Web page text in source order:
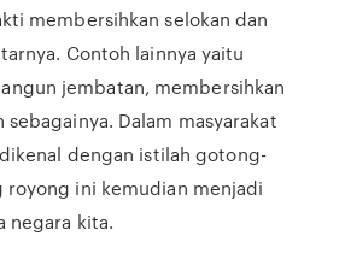
membersihkan selokan dan
Contoh lainnya yaitu
jembatan, membersihkan
Dalam masyarakat
dengan istilah gotong-
royong ini kemudian menjadi
negara kita.